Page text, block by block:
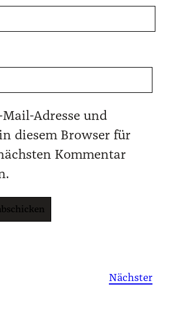
Mail-Adresse und
diesem Browser für
Kommentar
Nächster